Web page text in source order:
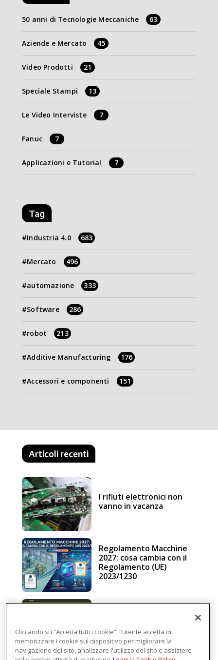
50 anni di Tecnologie Meccaniche 63
Aziende e Mercato 45
Video Prodotti 21
Speciale Stampi 13
Le Video Interviste 7
Fanuc 7
Applicazioni e Tutorial 7
Tag
Industria 4.0 683
Mercato 496
automazione 333
Software 286
robot 213
Additive Manufacturing 176
Accessori e componenti 151
Articoli recenti
I rifiuti elettronici non
vanno in vacanza
Regolamento Macchine
2027: cosa cambia con il
Regolamento (UE)
2023/1230
intelligenza in cloud
Cliccando su “Accetta tutti i cookie”, l'utente accetta di
memorizzare i cookie sul dispositivo per migliorare la
navigazione del sito, analizzare l'utilizzo del sito e assistere